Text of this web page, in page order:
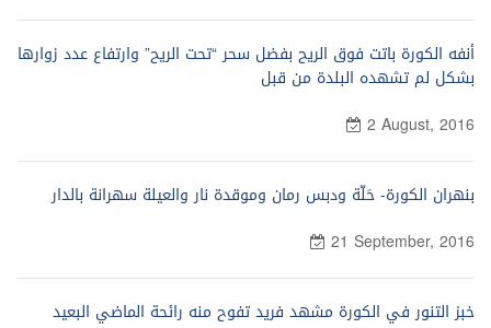
أنفه الكورة باتت فوق الريح بفضل سحر “تحت الريح” وارتفاع عدد زوارها
بشكل لم تشهده البلدة من قبل
2 August, 2016
بنهران الكورة- حَلّة ودبس رمان وموقدة نار والعيلة سهرانة بالدار
21 September, 2016
خبز التنور في الكورة مشهد فريد تفوح منه رائحة الماضي البعيد